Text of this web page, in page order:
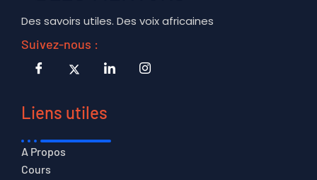
Des savoirs utiles. Des voix africaines
Suivez-nous :
Liens utiles
A Propos
Cours